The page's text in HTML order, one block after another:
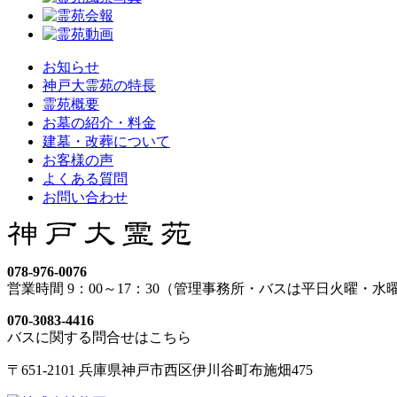
お知らせ
神戸大霊苑の特長
霊苑概要
お墓の紹介・料金
建墓・改葬について
お客様の声
よくある質問
お問い合わせ
078-976-0076
営業時間 9：00～17：30（管理事務所・バスは平日火曜・水
070-3083-4416
バスに関する問合せはこちら
〒651-2101 兵庫県神戸市西区伊川谷町布施畑475